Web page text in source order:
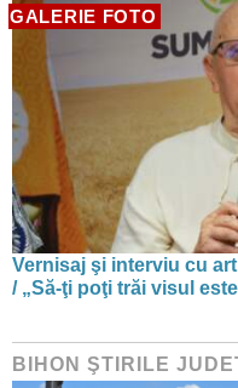
GALERIE FOTO
Vernisaj şi interviu cu
/ „Să-ţi poţi trăi visul
BIHON ŞTIRILE